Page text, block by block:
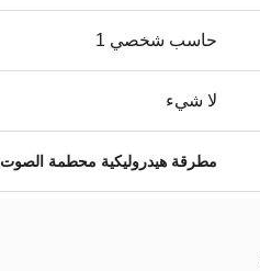
حاسب شخصي 1
لا شيء
مطرقة هيدروليكية محطمة الصوت